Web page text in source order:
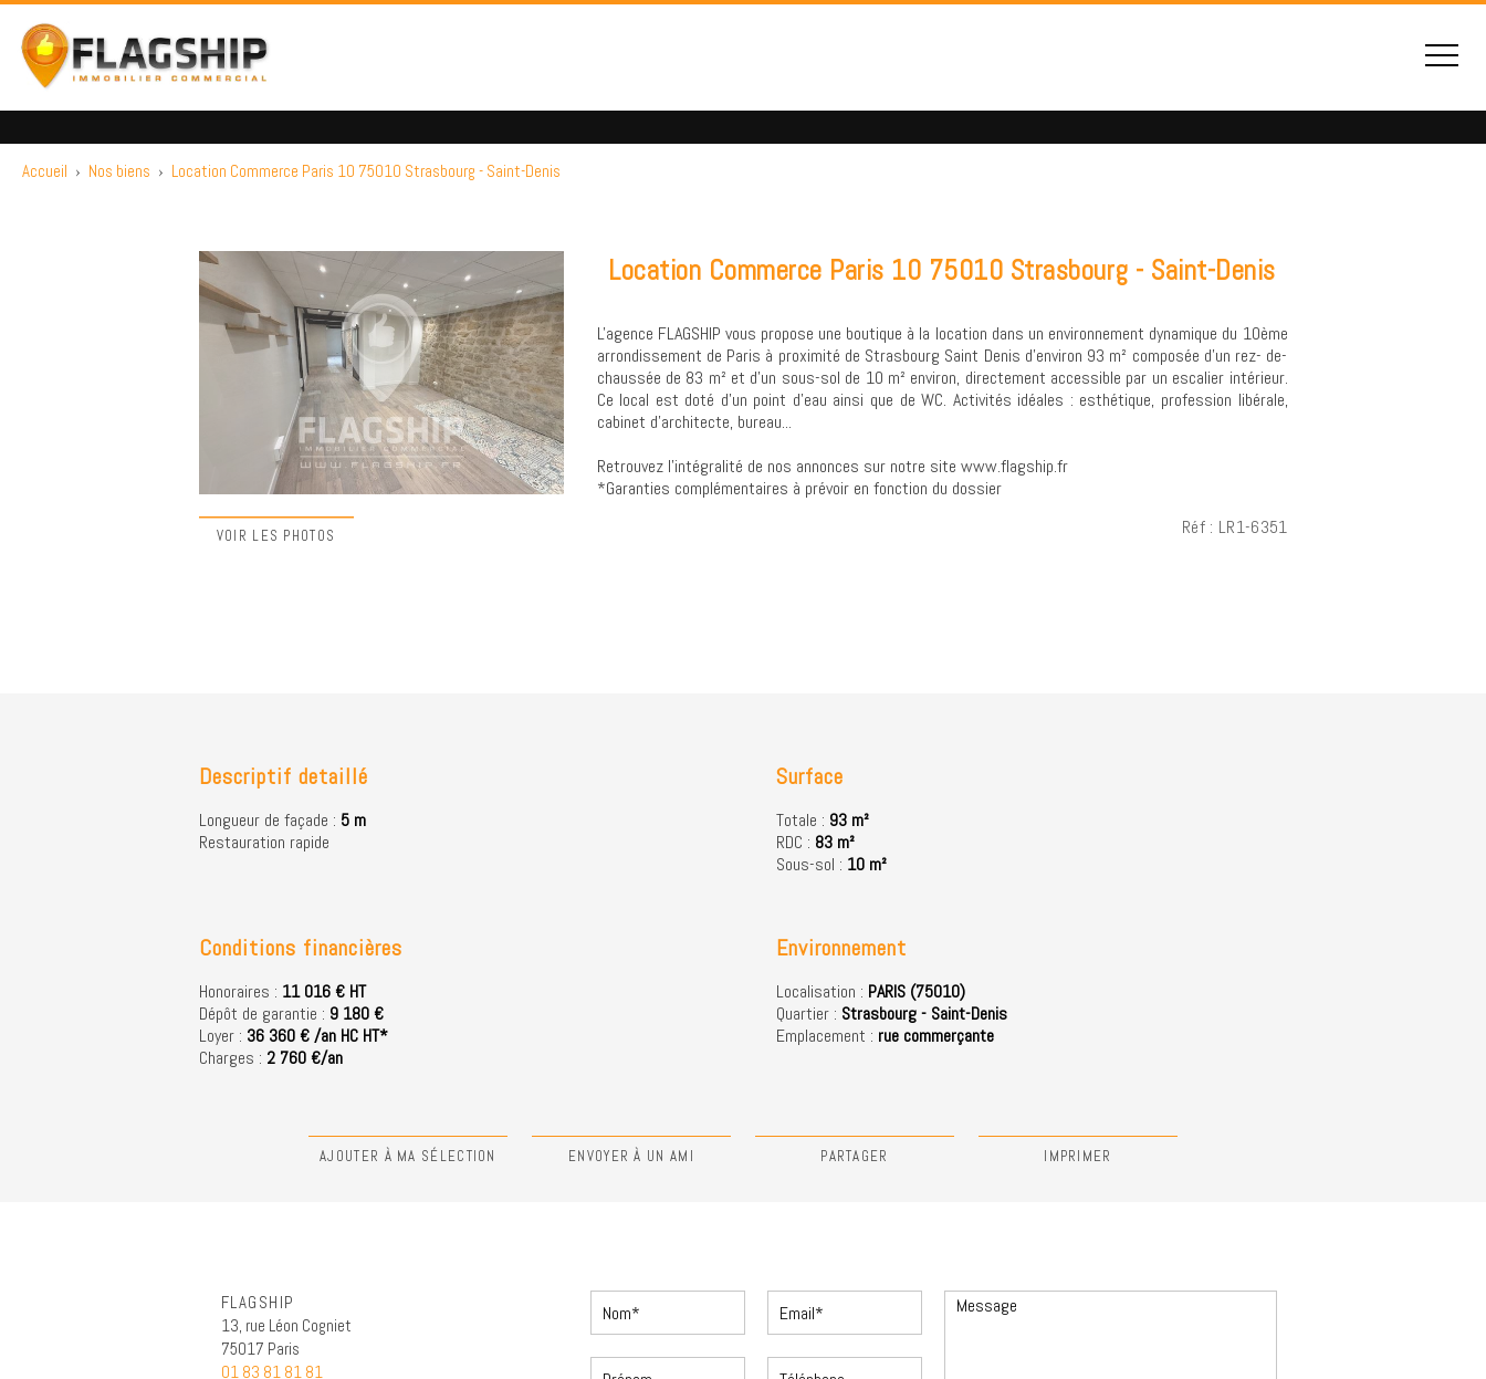
Accueil › Nos biens › Location Commerce Paris 10 75010 Strasbourg - Saint-Denis
VOIR LES PHOTOS
Location Commerce Paris 10 75010 Strasbourg - Saint-Denis
L'agence FLAGSHIP vous propose une boutique à la location dans un environnement dynamique du 10ème
arrondissement de Paris à proximité de Strasbourg Saint Denis d'environ 93 m² composée d'un rez- de-
chaussée de 83 m² et d'un sous-sol de 10 m² environ, directement accessible par un escalier intérieur.
Ce local est doté d'un point d'eau ainsi que de WC. Activités idéales : esthétique, profession libérale,
cabinet d'architecte, bureau...
Retrouvez l’intégralité de nos annonces sur notre site www.flagship.fr
*Garanties complémentaires à prévoir en fonction du dossier
Réf : LR1-6351
Descriptif detaillé
Longueur de façade : 5 m
Restauration rapide
Surface
Totale : 93 m²
RDC : 83 m²
Sous-sol : 10 m²
Conditions financières
Honoraires : 11 016 € HT
Dépôt de garantie : 9 180 €
Loyer : 36 360 € /an HC HT*
Charges : 2 760 €/an
Environnement
Localisation : PARIS (75010)
Quartier : Strasbourg - Saint-Denis
Emplacement : rue commerçante
AJOUTER À MA SÉLECTION ENVOYER À UN AMI PARTAGER IMPRIMER
FLAGSHIP
13, rue Léon Cogniet
75017 Paris
01 83 81 81 81